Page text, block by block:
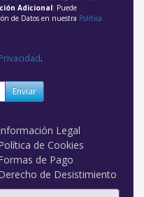
Adicional: Puede
de Datos en nuestra Política
.
Enviar
Legal
de Cookies
de Pago
de Desistimiento